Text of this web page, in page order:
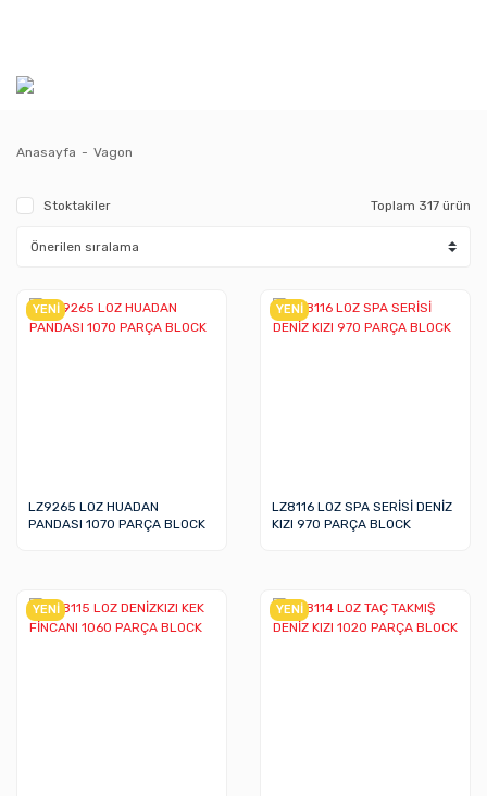
Anasayfa Vagon
Stoktakiler Toplam 317 ürün
YENİ
LZ9265 LOZ HUADAN
PANDASI 1070 PARÇA BLOCK
YENİ
LZ8116 LOZ SPA SERİSİ DENİZ
KIZI 970 PARÇA BLOCK
YENİ YENİ